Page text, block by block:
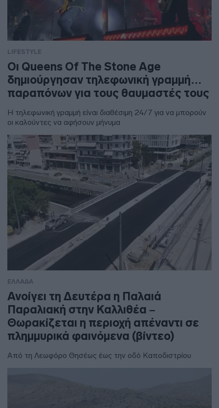
LIFESTYLE
Οι Queens Of The Stone Age
δημιούργησαν τηλεφωνική γραμμή…
παραπόνων για τους θαυμαστές τους
Η τηλεφωνική γραμμή είναι διαθέσιμη 24/7 για να μπορούν
οι καλούντες να αφήσουν μήνυμα
ΕΛΛΑΔΑ
Ανοίγει τη Δευτέρα η Παλαιά
Παραλιακή στην Καλλιθέα –
Θωρακίζεται η περιοχή απέναντι σε
πλημμυρικά φαινόμενα (βίντεο)
Από τη Λεωφόρο Θησέως έως την οδό Καποδιστρίου